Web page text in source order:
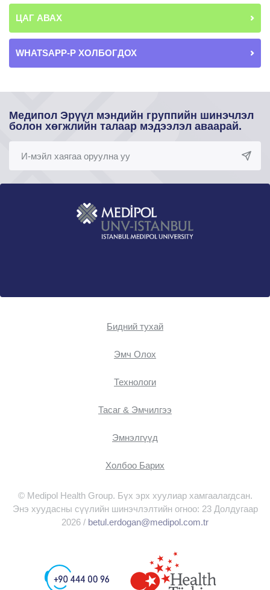
ЦАГ АВАХ
WHATSAPP-Р ХОЛБОГДОХ
Медипол Эрүүл мэндийн группийн шинэчлэл
болон хөгжлийн талаар мэдээлэл аваарай.
Бидний тухай
Эмч Oлох
Технологи
Тасаг & Эмчилгээ
Эмнэлгүүд
Холбоо Барих
© Medipol Health Group. Бүх эрх хуулиар хамгаалагдсан.
Энэ хуудасны сүүлийн шинэчлэлтийн огноо: 23 Долдугаар
2026 / betul.erdogan@medipol.com.tr